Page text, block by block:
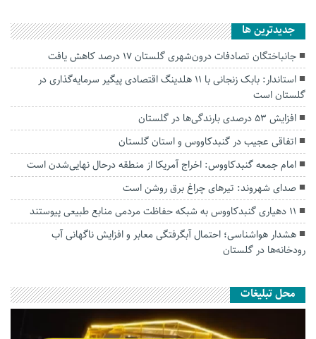
جديدترين ها
جانباختگان تصادفات درون‌شهری گلستان ۱۷ درصد کاهش یافت
استاندار: بابک زنجانی با ۱۱ هلدینگ اقتصادی پیگیر سرمایه‌گذاری در
گلستان است
افزایش ۵۳ درصدی بارندگی‌ها در گلستان
اتفاقی عجیب در‌ گنبدکاووس و استان گلستان
امام جمعه گنبدکاووس: اخراج آمریکا از منطقه درحال نهایی‌شدن است
صدای شهروند: تیرهای چراغ برق روشن است
۱۱ دهیاری گنبدکاووس به شبکه حفاظت مردمی منابع طبیعی پیوستند
هشدار هواشناسی؛ احتمال آبگرفتگی معابر و افزایش ناگهانی آب
رودخانه‌ها در گلستان
محل تبلیغات